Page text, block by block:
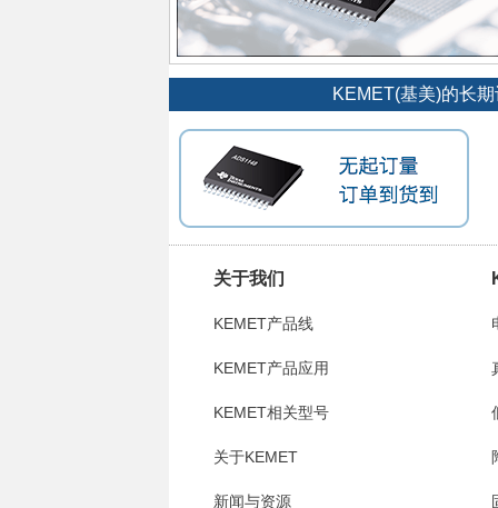
KEMET(基美)的长
关于我们
KEMET产品线
KEMET产品应用
KEMET相关型号
关于KEMET
新闻与资源